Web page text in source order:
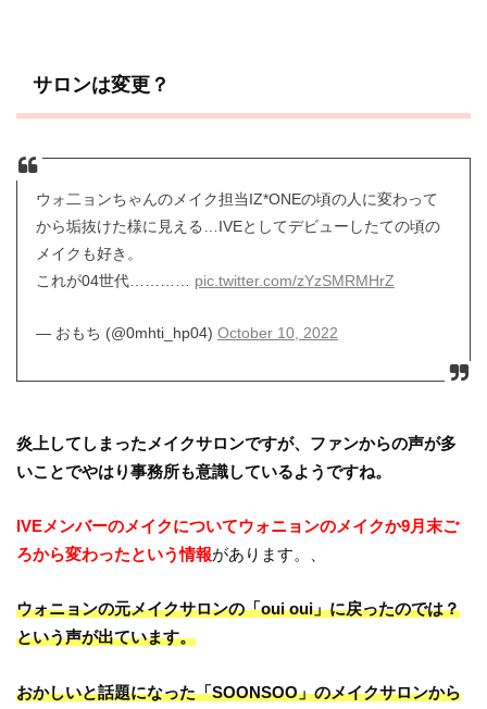
サロンは変更？
ウォ二ョンちゃんのメイク担当IZ*ONEの頃の人に変わって
から垢抜けた様に見える…IVEとしてデビューしたての頃の
メイクも好き。
これが04世代………… pic.twitter.com/zYzSMRMHrZ
— おもち (@0mhti_hp04) October 10, 2022
炎上してしまったメイクサロンですが、ファンからの声が多
いことでやはり事務所も意識しているようですね。
IVEメンバーのメイクについてウォニョンのメイクか9月末ご
ろから変わったという情報があります。、
ウォニョンの元メイクサロンの「oui oui」に戻ったのでは？
という声が出ています。
おかしいと話題になった「SOONSOO」のメイクサロンから